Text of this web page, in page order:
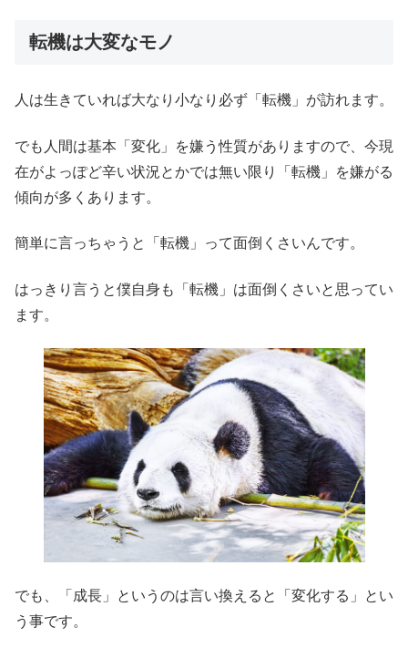
転機は大変なモノ
人は生きていれば大なり小なり必ず「転機」が訪れます。
でも人間は基本「変化」を嫌う性質がありますので、今現
在がよっぽど辛い状況とかでは無い限り「転機」を嫌がる
傾向が多くあります。
簡単に言っちゃうと「転機」って面倒くさいんです。
はっきり言うと僕自身も「転機」は面倒くさいと思ってい
ます。
でも、「成長」というのは言い換えると「変化する」とい
う事です。